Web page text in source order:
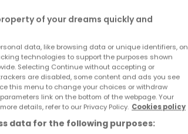
of your dreams quickly and
data, like browsing data or unique identifiers, on
technologies to support the purposes shown
Selecting Continue without accepting or
are disabled, some content and ads you see
this menu to change your choices or withdraw
link on the bottom of the webpage. Your
details, refer to our Privacy Policy. Cookies policy
data for the following purposes: